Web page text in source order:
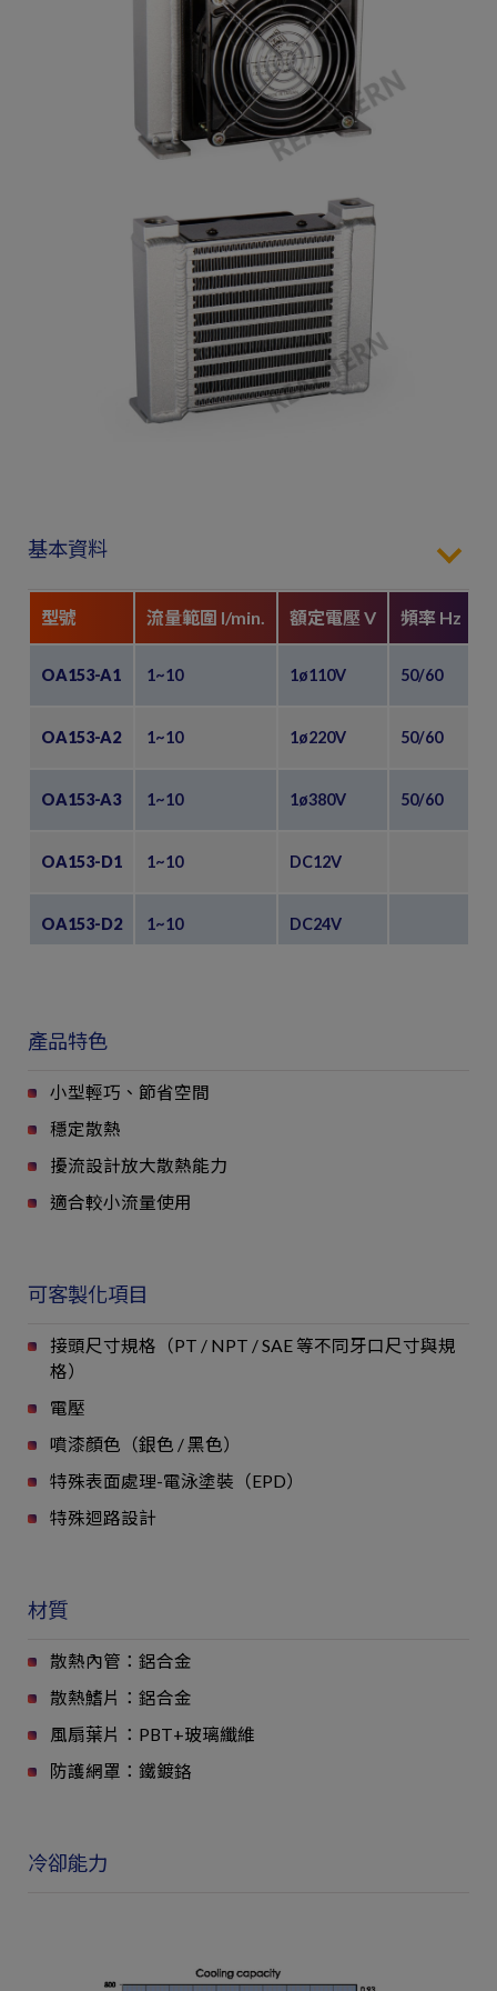
基本資料
型號 流量範圍 l/min. 額定電壓 V 頻率 Hz
OA153-A1 1~10 1ø110V 50/60
OA153-A2 1~10 1ø220V 50/60
OA153-A3 1~10 1ø380V 50/60
OA153-D1 1~10 DC12V
OA153-D2 1~10 DC24V
產品特色
小型輕巧、節省空間
穩定散熱
擾流設計放大散熱能力
適合較小流量使用
可客製化項目
接頭尺寸規格（PT / NPT / SAE 等不同牙口尺寸與規
格）
電壓
噴漆顏色（銀色 / 黑色）
特殊表面處理-電泳塗裝（EPD）
特殊迴路設計
材質
散熱內管：鋁合金
散熱鰭片：鋁合金
風扇葉片：PBT+玻璃纖維
防護網罩：鐵鍍鉻
冷卻能力